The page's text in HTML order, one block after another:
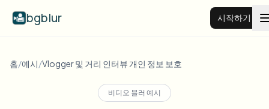
bgblur 시작하기
비디오 배경 블러
홈/예시/Vlogger 및 거리 인터뷰 개인 정보 보호
비디오 블러 예시